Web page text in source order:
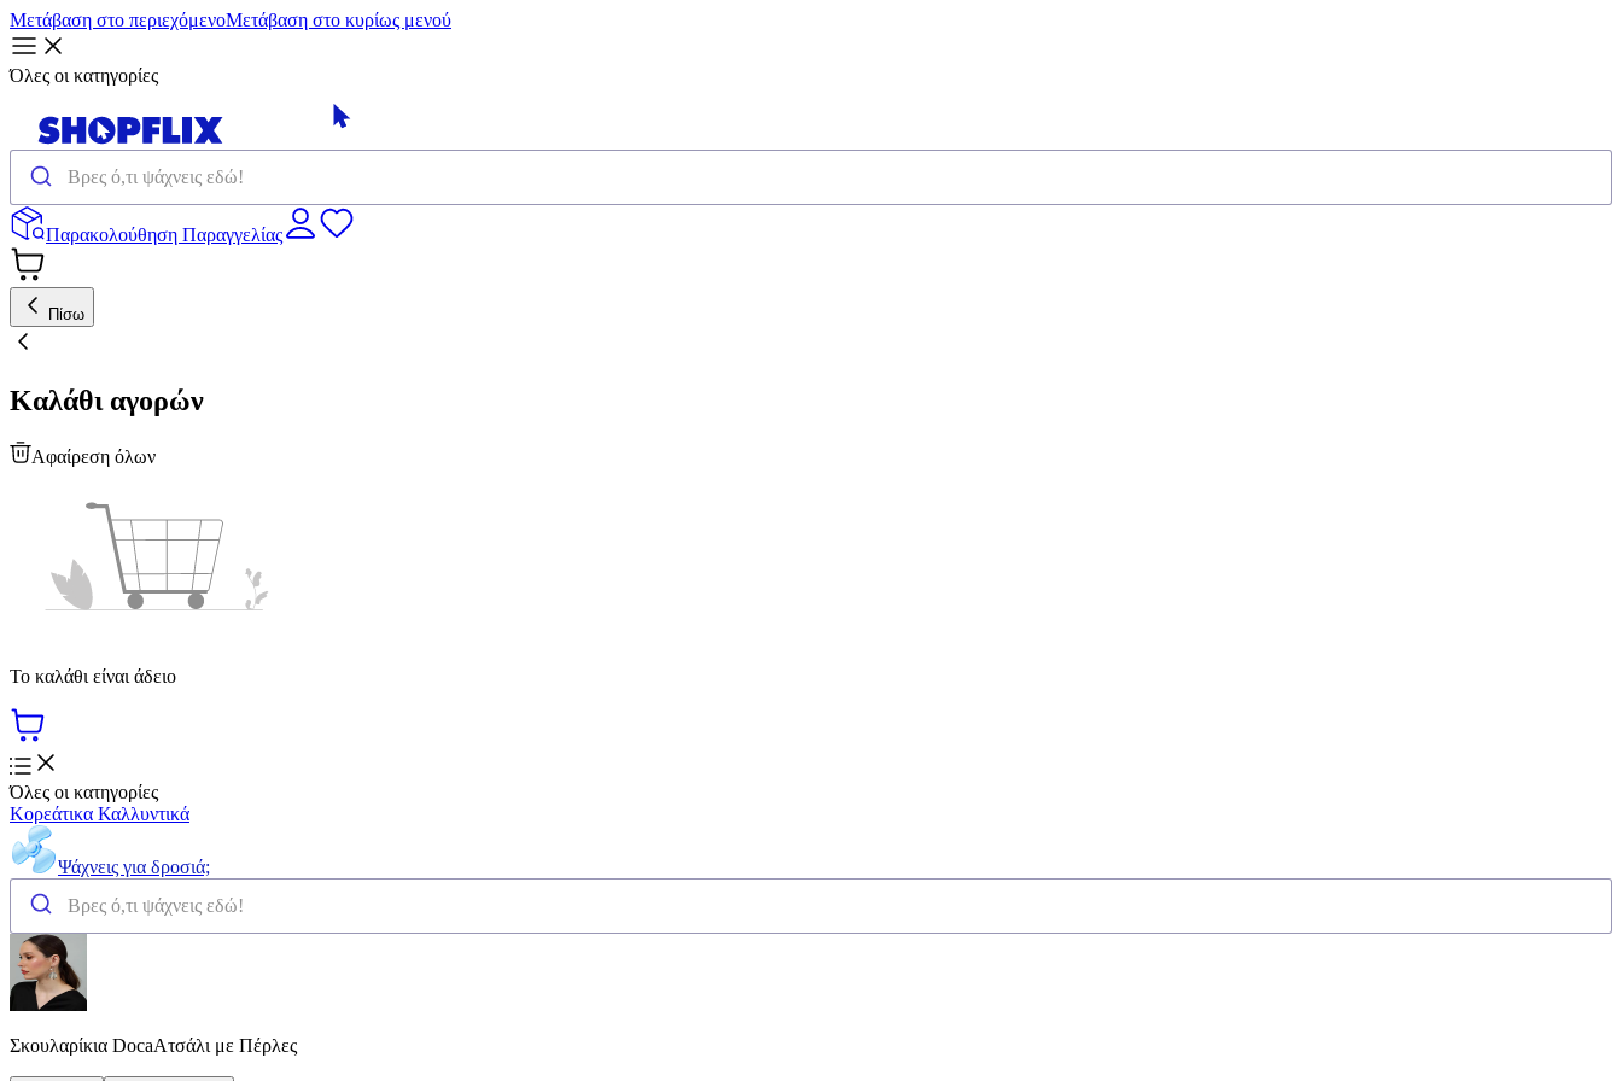
Μετάβαση στο περιεχόμενοΜετάβαση στο κυρίως μενού
Όλες οι κατηγορίες
Παρακολούθηση Παραγγελίας
Πίσω
Καλάθι αγορών
Αφαίρεση όλων
Το καλάθι είναι άδειο
Όλες οι κατηγορίες
Κορεάτικα Καλλυντικά
Ψάχνεις για δροσιά;
Σκουλαρίκια DocaΑτσάλι με Πέρλες